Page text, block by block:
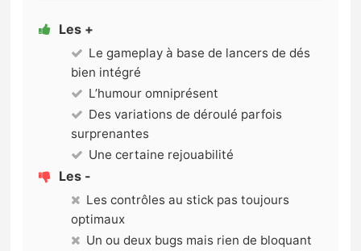
Les +
Le gameplay à base de lancers de dés
bien intégré
L’humour omniprésent
Des variations de déroulé parfois
surprenantes
Une certaine rejouabilité
Les -
Les contrôles au stick pas toujours
optimaux
Un ou deux bugs mais rien de bloquant